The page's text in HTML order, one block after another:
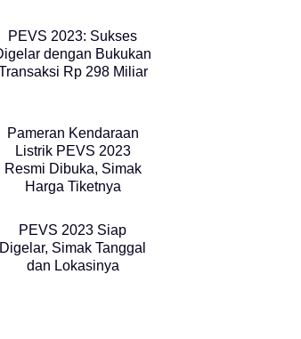
PEVS 2023: Sukses
dengan Bukukan
Rp 298 Miliar
Pameran Kendaraan
Listrik PEVS 2023
Resmi Dibuka, Simak
Harga Tiketnya
PEVS 2023 Siap
Digelar, Simak Tanggal
dan Lokasinya